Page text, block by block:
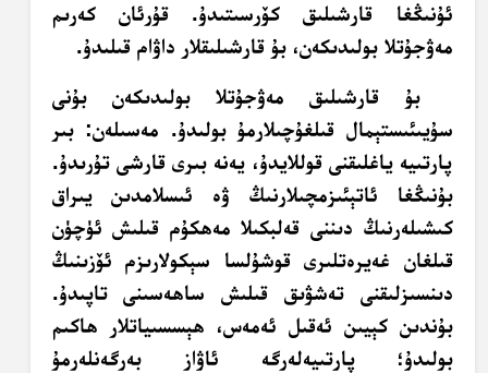
ئۇنىڭغا قارشىلىق كۆرسىتىدۇ. قۇرئان كەرىم
مەۋجۇتلا بولىدىكەن، بۇ قارشىلىقلار داۋام قىلىدۇ.
بۇ قارشىلىق مەۋجۇتلا بولىدىكەن بۇنى
سۇيىئىستېمال قىلغۇچىلارمۇ بولىدۇ. مەسىلەن: بىر
پارتىيە ياغلىقنى قوللايدۇ، يەنە بىرى قارشى تۇرىدۇ.
بۇنىڭغا ئاتېئىزمچىلارنىڭ ۋە ئىسلامدىن يىراق
كىشىلەرنىڭ دىننى قەلبكىلا مەھكۇم قىلىش ئۈچۈن
قىلغان غەيرەتلىرى قوشۇلسا سېكولارىزم ئۆزىنىڭ
دىنسىزلىقنى تەشۋىق قىلىش ساھەسىنى تاپىدۇ.
بۇندىن كېيىن ئەقىل ئەمەس، ھېسسىياتلار ھاكىم
بولىدۇ؛ پارتىيەلەرگە ئاۋاز بەرگەنلەرمۇ